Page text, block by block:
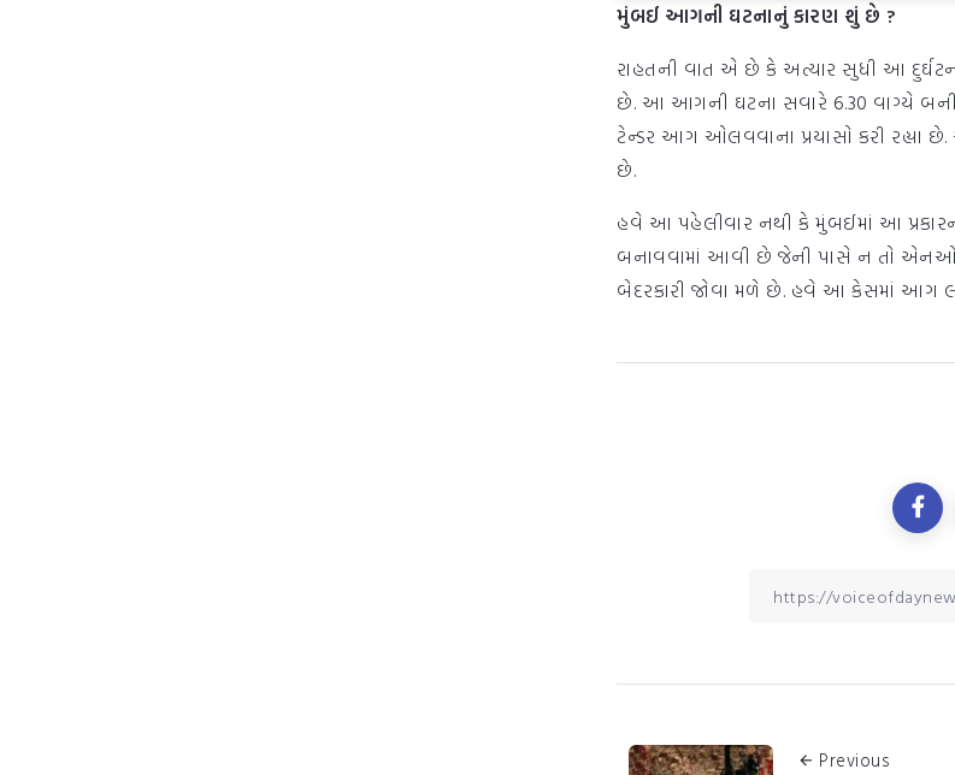
મુંબઈ આગની ઘટનાનું કારણ શું છે ?
રાહતની વાત એ છે કે અત્યાર સુધી આ
છે. આ આગની ઘટના સવારે 6.30 વાગ્યે બની
ટેન્ડર આગ ઓલવવાના પ્રયાસો કરી રહ્યા
છે.
હવે આ પહેલીવાર નથી કે મુંબઈમાં આ
બનાવવામાં આવી છે જેની પાસે ન તો
બેદરકારી જોવા મળે છે. હવે આ કેસમાં આગ
Previous